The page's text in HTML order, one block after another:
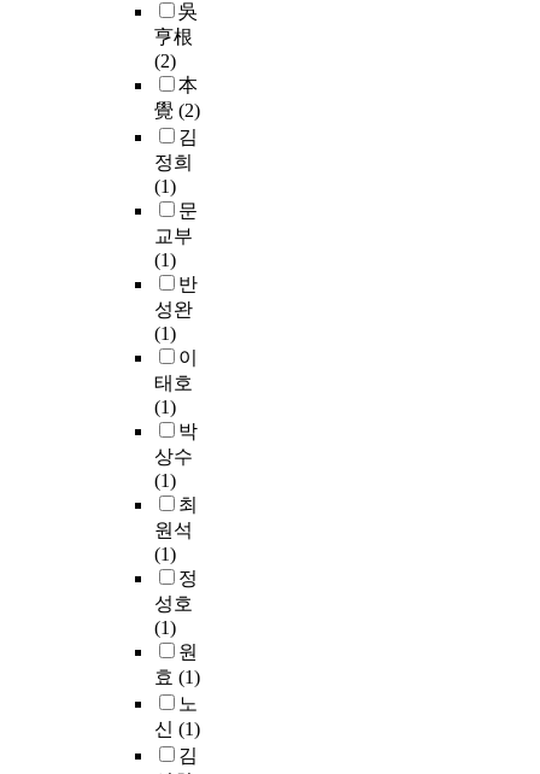
吳
亨根
(2)
本
覺 (2)
김
정희
(1)
문
교부
(1)
반
성완
(1)
이
태호
(1)
박
상수
(1)
최
원석
(1)
정
성호
(1)
원
효 (1)
노
신 (1)
김